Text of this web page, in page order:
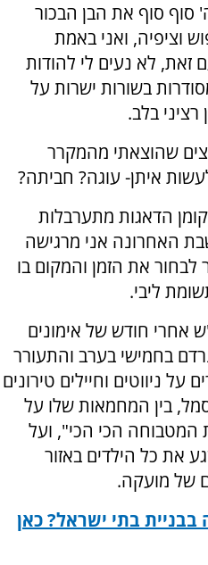
סוף סוף את הבן הבכור
וציפיה, ואני באמת
לא נעים לי להודות
בשורות ישרות על
בלב.
שהוצאתי מהמקרר
איתן- עוגה? חביתה?
הדאגות מתערבלות
האחרונה אני מרגישה
לבחור את הזמן והמקום בו
ליבי.
אחרי חודש של אימונים
בחמישי בערב והתעורר
ניווטים וחיילים טירונים
בין המחמאות שלו על
הכי הכי", ועל
את כל הילדים באזור
של מועקה.
בתי ישראל? כאן